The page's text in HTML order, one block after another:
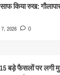
किया रुख:
2026 0
बड़े फैसलों पर लगी